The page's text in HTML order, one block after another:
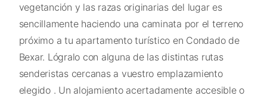
vegetanción y las razas originarias del lugar es
sencillamente haciendo una caminata por el terreno
próximo a tu apartamento turístico en Condado de
Bexar. Lógralo con alguna de las distintas rutas
senderistas cercanas a vuestro emplazamiento
elegido . Un alojamiento acertadamente accesible o